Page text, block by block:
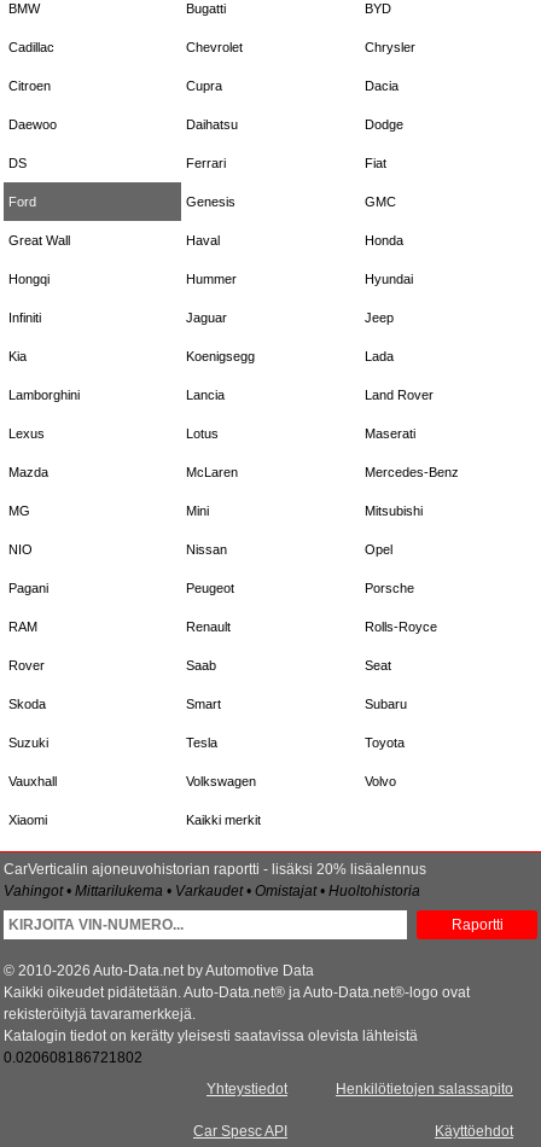
BMW Bugatti BYD
Cadillac Chevrolet Chrysler
Citroen Cupra Dacia
Daewoo Daihatsu Dodge
DS Ferrari Fiat
Ford Genesis GMC
Great Wall Haval Honda
Hongqi Hummer Hyundai
Infiniti Jaguar Jeep
Kia Koenigsegg Lada
Lamborghini Lancia Land Rover
Lexus Lotus Maserati
Mazda McLaren Mercedes-Benz
MG Mini Mitsubishi
NIO Nissan Opel
Pagani Peugeot Porsche
RAM Renault Rolls-Royce
Rover Saab Seat
Skoda Smart Subaru
Suzuki Tesla Toyota
Vauxhall Volkswagen Volvo
Xiaomi Kaikki merkit
CarVerticalin ajoneuvohistorian raportti - lisäksi 20% lisäalennus
Vahingot • Mittarilukema • Varkaudet • Omistajat • Huoltohistoria
Raportti
© 2010-2026 Auto-Data.net by Automotive Data
Kaikki oikeudet pidätetään. Auto-Data.net® ja Auto-Data.net®-logo ovat
rekisteröityjä tavaramerkkejä.
Katalogin tiedot on kerätty yleisesti saatavissa olevista lähteistä
0.020608186721802
Henkilötietojen salassapito
Käyttöehdot
Yhteystiedot
Car Spesc API